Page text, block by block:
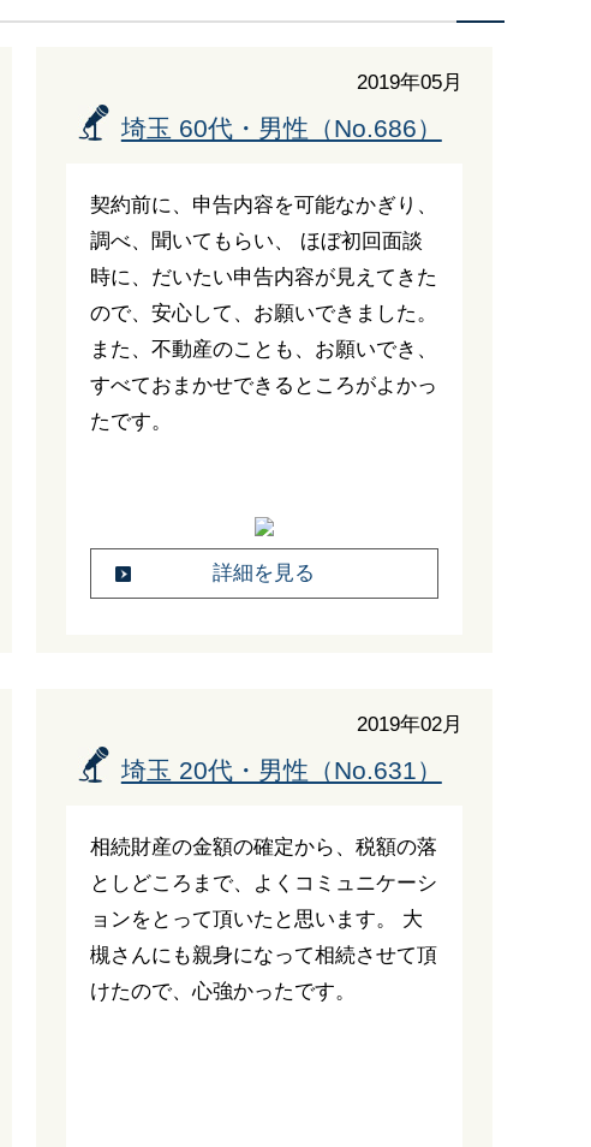
2019年05月
埼玉 60代・男性（No.686）
契約前に、申告内容を可能なかぎり、
調べ、聞いてもらい、 ほぼ初回面談
時に、だいたい申告内容が見えてきた
ので、安心して、お願いできました。
また、不動産のことも、お願いでき、
すべておまかせできるところがよかっ
たです。
詳細を見る
2019年02月
埼玉 20代・男性（No.631）
相続財産の金額の確定から、税額の落
としどころまで、よくコミュニケーシ
ョンをとって頂いたと思います。 大
槻さんにも親身になって相続させて頂
けたので、心強かったです。